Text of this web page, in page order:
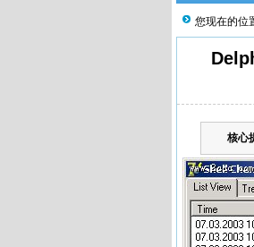
您现在的位
核心提